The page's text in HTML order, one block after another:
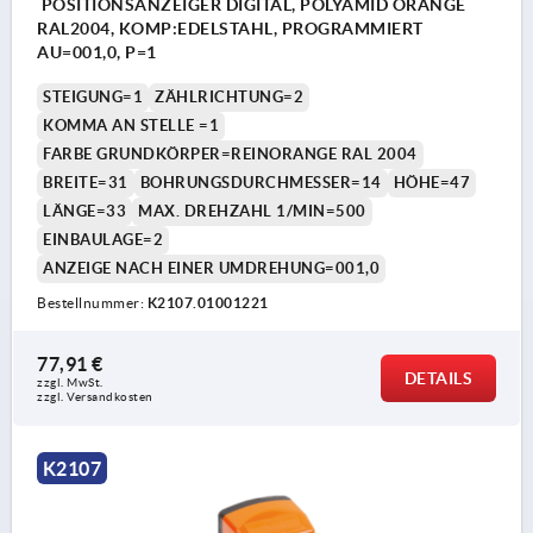
POSITIONSANZEIGER DIGITAL, POLYAMID ORANGE
RAL2004, KOMP:EDELSTAHL, PROGRAMMIERT
AU=001,0, P=1
STEIGUNG=1
ZÄHLRICHTUNG=2
KOMMA AN STELLE =1
FARBE GRUNDKÖRPER=REINORANGE RAL 2004
BREITE=31
BOHRUNGSDURCHMESSER=14
HÖHE=47
LÄNGE=33
MAX. DREHZAHL 1/MIN=500
EINBAULAGE=2
ANZEIGE NACH EINER UMDREHUNG=001,0
Bestellnummer: K2107.01001221
77,91 €
zzgl. MwSt.
zzgl. Versandkosten
DETAILS
K2107